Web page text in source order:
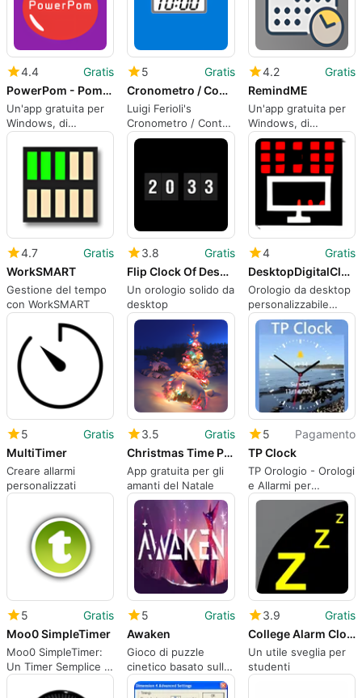
4.4
Gratis
PowerPom - Pomodoro Timer
Un'app gratuita per
Windows, di
Productive Team‬.
5
Gratis
Cronometro / Conto alla Rovescia
‪Luigi Ferioli's
Cronometro / Conto
alla Rovescia‬
4.2
Gratis
RemindME
Un'app gratuita per
Windows, di
Stefangansevles
4.7
Gratis
WorkSMART
Gestione del tempo
con WorkSMART
3.8
Gratis
Flip Clock Of Desktop
Un orologio solido da
desktop
4
Gratis
DesktopDigitalClock
Orologio da desktop
personalizzabile
gratuito
5
Gratis
MultiTimer
Creare allarmi
personalizzati
3.5
Gratis
Christmas Time Pro
App gratuita per gli
amanti del Natale
5
Pagamento
TP Clock
TP Orologio - Orologi
e Allarmi per
Windows
5
Gratis
Moo0 SimpleTimer
Moo0 SimpleTimer:
Un Timer Semplice e
Gratuito
5
Gratis
Awaken
Gioco di puzzle
cinetico basato sulla
realtà virtuale di
fantasia.
3.9
Gratis
College Alarm Clock
Un utile sveglia per
studenti